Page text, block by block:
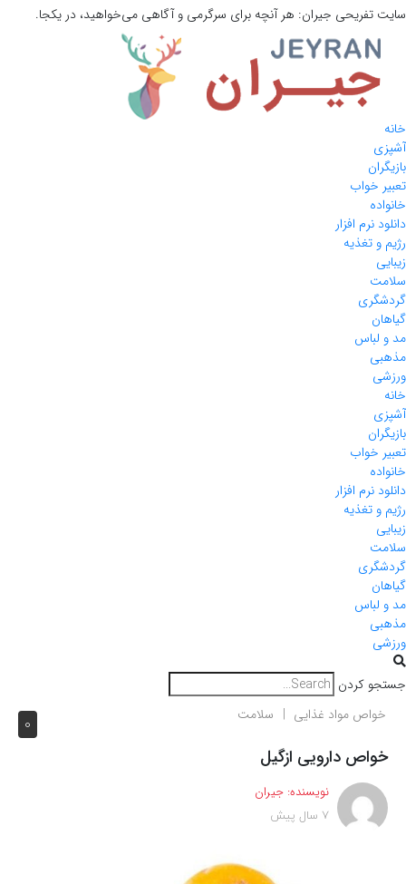
تفریحیجیران:هر آنچه برای سرگرمی و آگاهی می‌خواهید، در یکجا.
خواب
نرم افزار
تغذیه
خواب
نرم افزار
تغذیه
کردن
مواد غذایی سلامت
دارویی ازگیل
نویسنده:جیران